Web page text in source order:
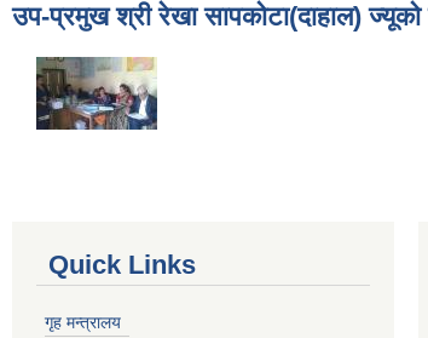
उप-प्रमुख श्री रेखा सापकोटा(दाहाल)
Quick Links
गृह मन्त्रालय